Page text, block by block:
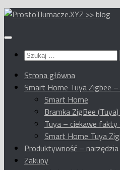
Przeskocz
treści
Szukaj:
Strona główna
Smart Home Tuya Zigbee
Smart Home
Bramka ZigBee
Tuya – ciekawe
Smart Home Tuya
Produktywność – narzędzia
Zakupy